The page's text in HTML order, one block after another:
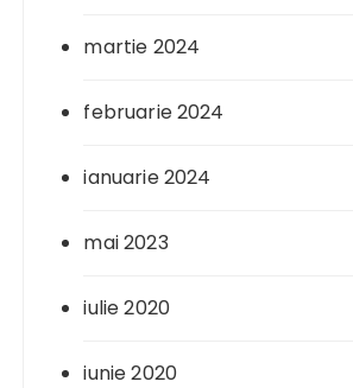
martie 2024
februarie 2024
ianuarie 2024
mai 2023
iulie 2020
iunie 2020